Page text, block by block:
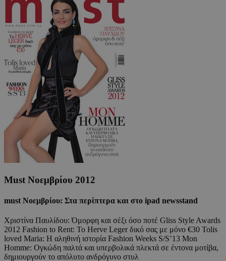
Must Νοεμβρίου 2012
must Νοεμβρίου: Στα περίπτερα και στο ipad newsstand
Χριστίνα Παυλίδου: Όμορφη και σέξι όσο ποτέ Gliss Style Awards
2012 Fashion to Rent: Το Herve Leger δικό σας με μόνο €30 Tolis
loved Maria: Η αληθινή ιστορία Fashion Weeks S/S’13 Mon
Homme: Ογκώδη παλτά και υπερβολικά πλεκτά σε έντονα μοτίβα,
δημιουργούν το απόλυτο ανδρόγυνο στυλ